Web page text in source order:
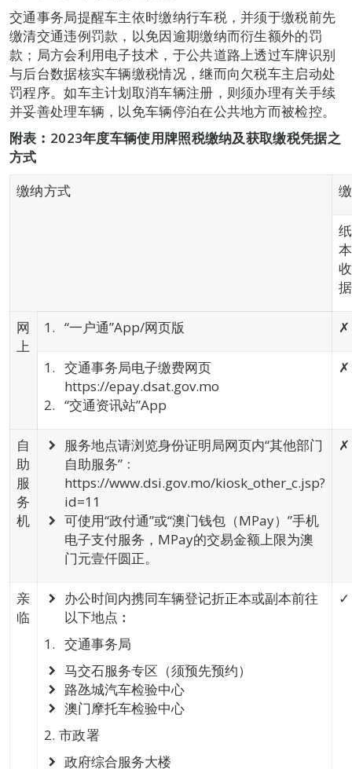
交通事务局提醒车主依时缴纳行车税，并须于缴税前先
缴清交通违例罚款，以免因逾期缴纳而衍生额外的罚
款；局方会利用电子技术，于公共道路上透过车牌识别
与后台数据核实车辆缴税情况，继而向欠税车主启动处
罚程序。如车主计划取消车辆注册，则须办理有关手续
并妥善处理车辆，以免车辆停泊在公共地方而被检控。
附表︰ 2023年度车辆使用牌照税缴纳及获取缴税凭据之
方式
缴纳方式
纸
本
收
据
网
上
“一户通”App/网页版 ✗
交通事务局电子缴费网页
https://epay.dsat.gov.mo
“交通资讯站”App
✗
自
助
服
务
机
服务地点请浏览身份证明局网页内“其他部门
自助服务”﹕
https://www.dsi.gov.mo/kiosk_other_c.jsp?
id=11
可使用“政付通”或“澳门钱包（MPay）”手机
电子支付服务，MPay的交易金额上限为澳
门元壹仟圆正。
✗
亲
临
办公时间内携同车辆登记折正本或副本前往
以下地点︰
交通事务局
马交石服务专区（须预先预约）
路氹城汽车检验中心
澳门摩托车检验中心
2. 市政署
政府综合服务大楼
✓